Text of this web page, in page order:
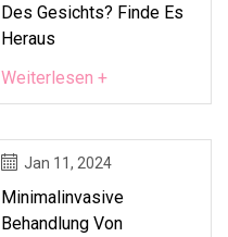
Des Gesichts? Finde Es
Heraus
Weiterlesen +
Jan 11, 2024
Minimalinvasive
Behandlung Von